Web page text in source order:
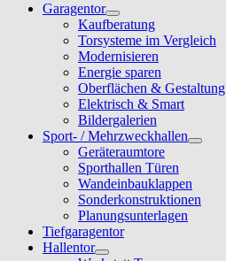
Garagentor
Kaufberatung
Torsysteme im Vergleich
Modernisieren
Energie sparen
Oberflächen & Gestaltung
Elektrisch & Smart
Bildergalerien
Sport- / Mehrzweckhallen
Geräteraumtore
Sporthallen Türen
Wandeinbauklappen
Sonderkonstruktionen
Planungsunterlagen
Tiefgaragentor
Hallentor